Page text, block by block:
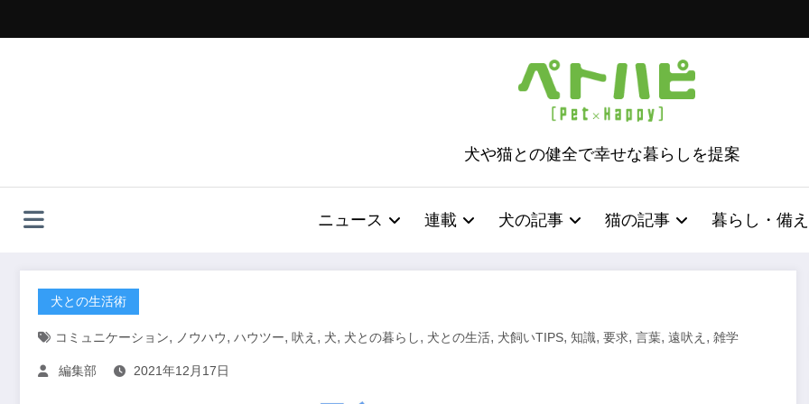
ッ
犬や猫との健全で幸せな暮らしを提案
ニュース 連載 犬の記事 猫の記事 暮らし・備え
犬との生活術
コミュニケーション, ノウハウ, ハウツー, 吠え , 犬, 犬との暮らし, 犬との生活, 犬飼いTIPS, 知識, 要求, 言葉, 遠吠え , 雑学
編集部 2021年12月17日